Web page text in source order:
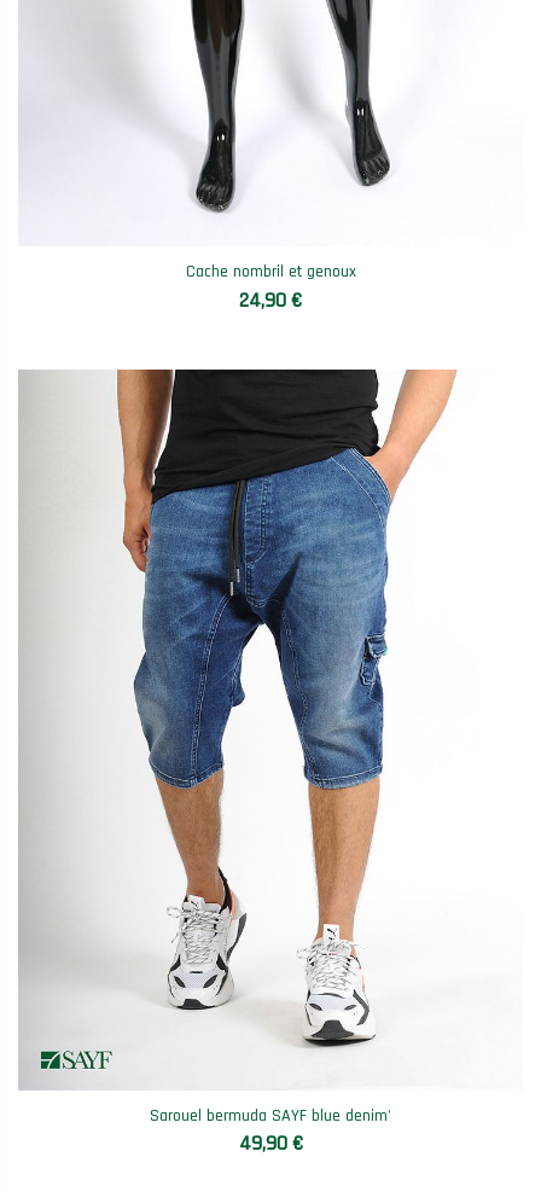
Cache nombril et genoux
24,90 €
Sarouel bermuda SAYF blue denim'
49,90 €